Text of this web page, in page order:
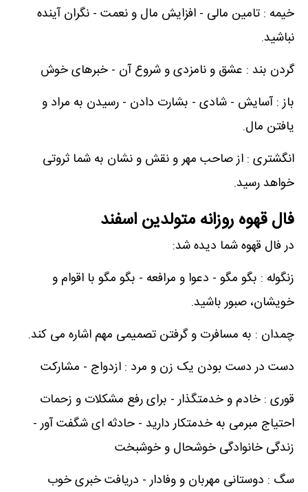
خیمه : تامین مالی - افزایش مال و نعمت - نگران آینده
نباشید.
گردن بند : عشق و نامزدی و شروع آن - خبرهای خوش
باز : آسایش - شادی - بشارت دادن - رسیدن به مراد و
یافتن مال.
انگشتری : از صاحب مهر و نقش و نشان به شما ثروتی
خواهد رسید.
فال قهوه روزانه متولدین اسفند
در فال قهوه شما دیده شد:
زنگوله : بگو مگو - دعوا و مرافعه - بگو مگو با اقوام و
خویشان، صبور باشید.
چمدان : به مسافرت و گرفتن تصمیمی مهم اشاره می کند.
دست در دست بودن یک زن و مرد : ازدواج - مشارکت
قوری : خادم و خدمتگذار - برای رفع مشکلات و زحمات
احتیاج مبرمی به خدمتکار دارید - حادثه ای شگفت آور -
زندگی خانوادگی خوشحال و خوشبخت
سگ : دوستانی مهربان و وفادار - دریافت خبری خوب